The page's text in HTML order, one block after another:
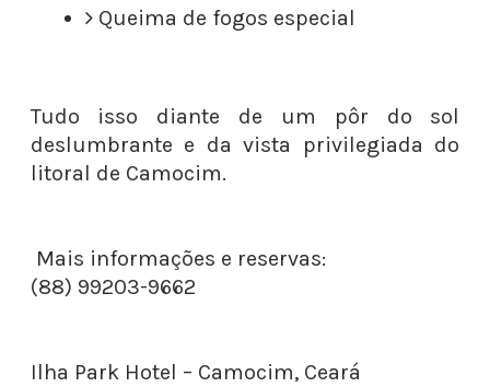
Queima de fogos especial
Tudo isso diante de um pôr do sol
deslumbrante e da vista privilegiada do
litoral de Camocim.
Mais informações e reservas:
(88) 99203-9662
Ilha Park Hotel – Camocim, Ceará